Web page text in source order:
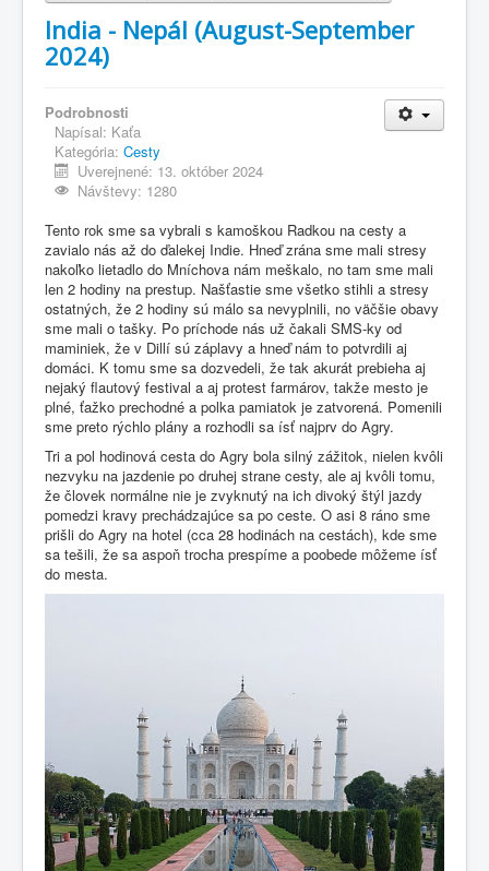
India - Nepál (August-September
2024)
Podrobnosti
Napísal: Kaťa
Kategória: Cesty
Uverejnené: 13. október 2024
Návštevy: 1280
Tento rok sme sa vybrali s kamoškou Radkou na cesty a
zavialo nás až do ďalekej Indie. Hneď zrána sme mali stresy
nakoľko lietadlo do Mníchova nám meškalo, no tam sme mali
len 2 hodiny na prestup. Našťastie sme všetko stihli a stresy
ostatných, že 2 hodiny sú málo sa nevyplnili, no väčšie obavy
sme mali o tašky. Po príchode nás už čakali SMS-ky od
maminiek, že v Dillí sú záplavy a hneď nám to potvrdili aj
domáci. K tomu sme sa dozvedeli, že tak akurát prebieha aj
nejaký flautový festival a aj protest farmárov, takže mesto je
plné, ťažko prechodné a polka pamiatok je zatvorená. Pomenili
sme preto rýchlo plány a rozhodli sa ísť najprv do Agry.
Tri a pol hodinová cesta do Agry bola silný zážitok, nielen kvôli
nezvyku na jazdenie po druhej strane cesty, ale aj kvôli tomu,
že človek normálne nie je zvyknutý na ich divoký štýl jazdy
pomedzi kravy prechádzajúce sa po ceste. O asi 8 ráno sme
prišli do Agry na hotel (cca 28 hodinách na cestách), kde sme
sa tešili, že sa aspoň trocha prespíme a poobede môžeme ísť
do mesta.